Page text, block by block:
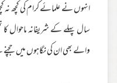
انہوں نے علمائے کرام کی کچھ
سال پہلے کے شریفانہ ماحوال
والے بھی ان کی نگاہوں میں